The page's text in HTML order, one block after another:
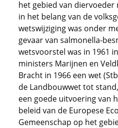
het gebied van
in het belang van de
wetswijziging was onder
gevaar van salmonella-
wetsvoorstel was in 1961
ministers Marijnen en
Bracht in 1966 een wet
de Landbouwwet tot
een goede uitvoering van
beleid van de Europese
Gemeenschap op het